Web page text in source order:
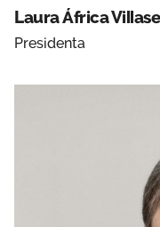
Laura África
Presidenta